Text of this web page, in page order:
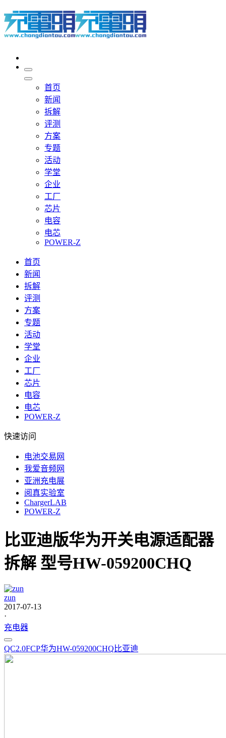
首页
新闻
拆解
评测
方案
专题
活动
学堂
企业
工厂
芯片
电容
电芯
POWER-Z
首页
新闻
拆解
评测
方案
专题
活动
学堂
企业
工厂
芯片
电容
电芯
POWER-Z
快速访问
电池交易网
我爱音频网
亚洲充电展
阅真实验室
ChargerLAB
POWER-Z
比亚迪版华为开关电源适配器
拆解 型号HW-059200CHQ
zun
2017-07-13
·
充电器
QC2.0FCP华为HW-059200CHQ 比亚迪